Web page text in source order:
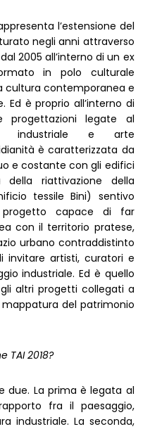
l’estensione del
negli anni attraverso
2005 all’interno di un ex
in polo culturale
cultura contemporanea e
Ed è proprio all’interno di
progettazioni legate al
industriale e arte
è caratterizzata da
e costante con gli edifici
della riattivazione della
tessile Bini) sentivo
progetto capace di far
con il territorio pratese,
urbano contraddistinto
invitare artisti, curatori e
industriale. Ed è quello
altri progetti collegati a
del patrimonio
TAI 2018?
due. La prima è legata al
fra il paesaggio,
industriale. La seconda,